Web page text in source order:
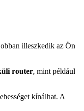
illeszkedik az Ön
router, mint például
kínálhat. A